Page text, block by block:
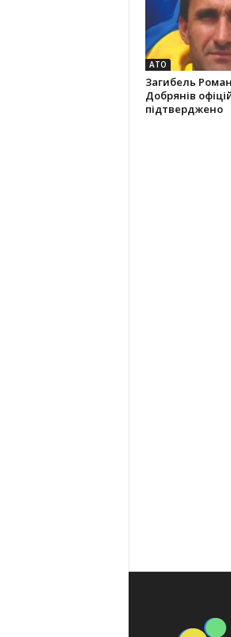
АТО
Загибель
Добрянів
підтверджено